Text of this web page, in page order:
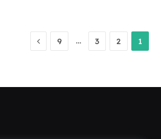
1
2
3
…
9 التالي